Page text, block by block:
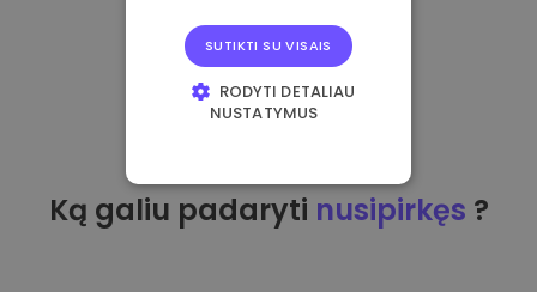
Ką galiu padaryti nusipirkęs ?
SUTIKTI SU VISAIS
RODYTI DETALIAU
NUSTATYMUS
VEIKIMĄ GERINANTYS